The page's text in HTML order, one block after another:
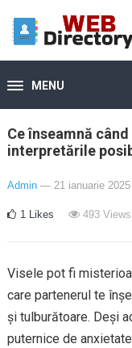
MENU
Ce înseamnă
interpretările
Admin — 21 ianuarie 2025
1 Likes 493Views
Visele pot fi
care partenerul te
și tulburătoare. Deși
puternice de